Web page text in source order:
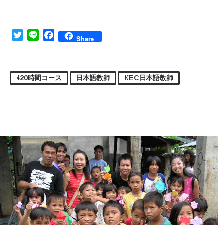
TwitterLine FacebookShare
420時間コース 日本語教師 KEC日本語教師